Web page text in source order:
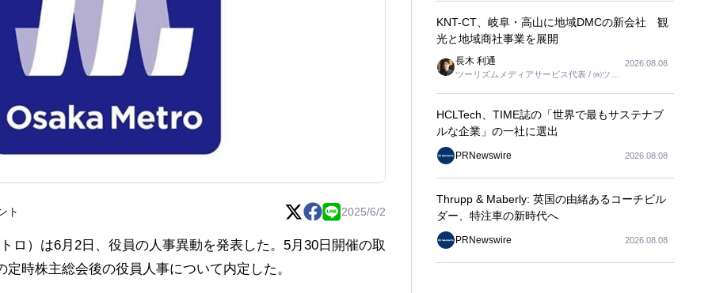
ト 2025/6/2
ロ）は6月2日、役員の人事異動を発表した。5月30日開催の取
時株主総会後の役員人事について内定した。
KNT-CT、岐阜・高山に地域DMCの新会社 観
光と地域商社事業を展開
長木 利通
ツーリズムメディアサービス代表 / ㈱ツー
2026.08.08
HCLTech、TIME誌の「世界で最もサステナブ
ルな企業」の一社に選出
PRNewswire 2026.08.08
Thrupp & Maberly: 英国の由緒あるコーチビル
ダー、特注車の新時代へ
PRNewswire 2026.08.08